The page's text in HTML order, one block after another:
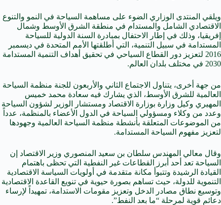
ويلقي المنتدى الوزاري الضوء على مساهمة السياحة في النمو والتنوع
الاقتصادي الشامل والمستدام في منطقة الشرق الأوسط وشمال
إفريقيا، وذلك في إطار الاحتفال بمبادرة السنة الدولية للسياحة
المستدامة في سبيل التنمية، التي أطلقتها الأمم المتحدة في ديسمبر
2016 لتعزيز دور القطاع السياحي في تحقيق أهداف التنمية المستدامة
2030 في مختلف بلدان العالم.
من جهة أخرى، يتناول الاجتماع الثاني والأربعون للجنة منظمة السياحة
العالمية للشرق الأوسط، الذي يشارك فيه سعادة محمد خميس
المهيري وكيل وزارة بوزارة الاقتصاد ومستشار الوزير لشؤون السياحة
وعدد من وكلاء ومسؤولي السياحة في الدول الأعضاء بالمنظمة، عدداً
من الموضوعات المتعلقة بأنشطة منظمة السياحة العالمية وجهودها
لتعزيز مفهوم السياحة المستدامة.
وقال معالي المهندس سلطان بن سعيد المنصوري وزير الاقتصاد إن
السياحة تعد أحد أبرز القطاعات غير النفطية التي تحظى باهتمام
القيادة الرشيدة وتتبوأ مكانة متقدمة في أولويات السياسة الاقتصادية
التنموية للدولة، حيث تساهم بصورة حيوية في تنويع القاعدة الاقتصادية
وتوسيع نطاق مصادر الدخل وتعزيز مقومات الاستدامة، تمهيداً لإرساء
دعائم قوية لمرحلة “ما بعد النفط”.